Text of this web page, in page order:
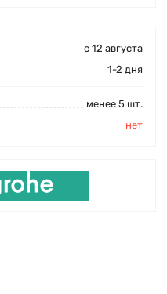
с 12 августа
1-2 дня
менее 5 шт.
нет